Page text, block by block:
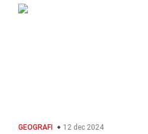
GEOGRAFI 12 dec 2024